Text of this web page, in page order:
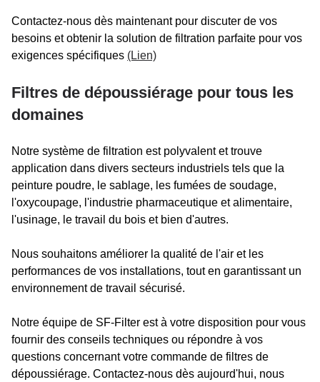
Contactez-nous dès maintenant pour discuter de vos
besoins et obtenir la solution de filtration parfaite pour vos
exigences spécifiques (Lien)
Filtres de dépoussiérage pour tous les
domaines
Notre système de filtration est polyvalent et trouve
application dans divers secteurs industriels tels que la
peinture poudre, le sablage, les fumées de soudage,
l'oxycoupage, l'industrie pharmaceutique et alimentaire,
l'usinage, le travail du bois et bien d'autres.
Nous souhaitons améliorer la qualité de l'air et les
performances de vos installations, tout en garantissant un
environnement de travail sécurisé.
Notre équipe de SF-Filter est à votre disposition pour vous
fournir des conseils techniques ou répondre à vos
questions concernant votre commande de filtres de
dépoussiérage. Contactez-nous dès aujourd'hui, nous